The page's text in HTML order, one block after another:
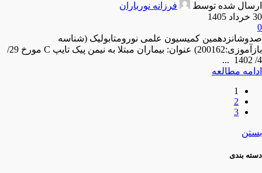
ارسال شده توسط
فرزانه نورباران
30 خرداد 1405
0
صدوشانزدهمین کمیسیون علمی نورومتابولیک (شناسه
بازآموزی:200162) عنوان: بیماران مبتلا به نیمن پیک تایپ C مورخ 29/
4/ 1402 ...
ادامه مطالعه
1
2
3
بستن
دسته بندی